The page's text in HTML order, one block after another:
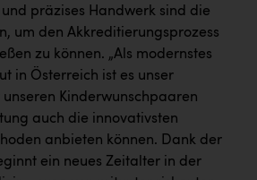
präzises Handwerk sind die
um den Akkreditierungsprozess
zu können. „Als modernstes
in Österreich ist es unser
Kinderwunschpaaren
auch die innovativsten
anbieten können. Dank der
ein neues Zeitalter in der